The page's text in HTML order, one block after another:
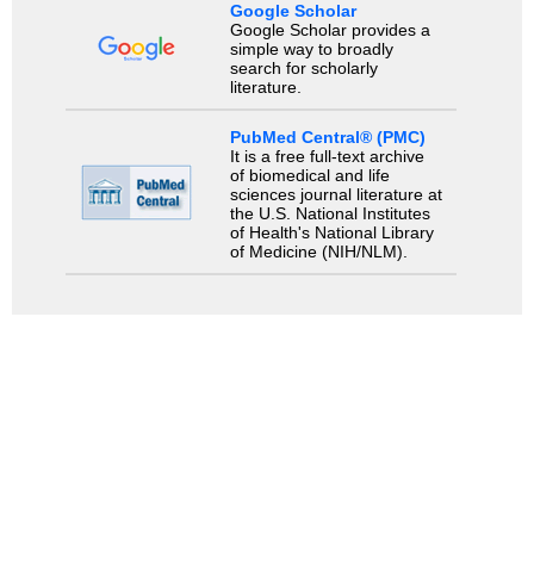
Google Scholar
Google Scholar provides a
simple way to broadly
search for scholarly
literature.
PubMed Central® (PMC)
It is a free full-text archive
of biomedical and life
sciences journal literature at
the U.S. National Institutes
of Health's National Library
of Medicine (NIH/NLM).